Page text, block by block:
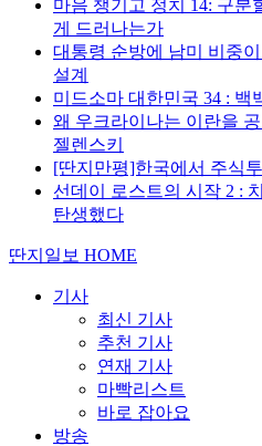
마음 챙기고 정치 14: 구분
게 드러나는가
대통령 순방에 남미 비중
설계
미드소마 대한민국 34 : 백
왜 우크라이나는 이란을
젤렌스키
[딴지만평]한국에서 주식
선데이 로스트의 시작 2 :
탄생했다
딴지일보 HOME
기사
최신 기사
추천 기사
연재 기사
마빡리스트
바로 잡아요
방송